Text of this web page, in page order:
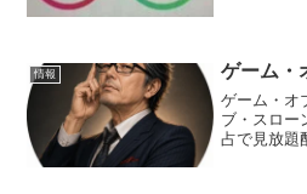
情報 ゲーム・
ゲーム・オ
ブ・スロー
占で見放題